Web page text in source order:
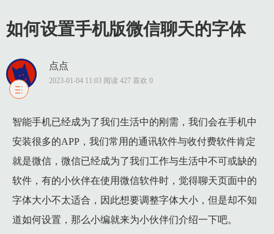
如何设置手机版微信聊天的字体
点点
2023-01-04 11:03 阅读 427 喜欢 0
智能手机已经成为了我们生活中的刚需，我们会在手机中
安装很多的APP，我们常用的通讯软件与收付费软件肯定
就是微信，微信已经成为了我们工作与生活中不可或缺的
软件，有的小伙伴在使用微信软件时，觉得聊天页面中的
字体大小不太适合，因此想要调整字体大小，但是却不知
道如何设置，那么小编就来为小伙伴们介绍一下吧。
1 实操步骤：
1.1 1. 点击并打开微信，登录自己的微信账号。
1.2 2. 来到微信主页面后，点击右下角的【我】选项。
1.3 3. 在个人中心页面中，点击箭头所指的【设置】选项。
1.4 4. 可以看到如下图所示的【设置】页面，点击【通用】选项
1.5 5. 来到【通用】页面后，点击箭头所指的【字体大小】选项
1.6 6. 在【字体大小】页面中，向右移动滑块，那么我们就可